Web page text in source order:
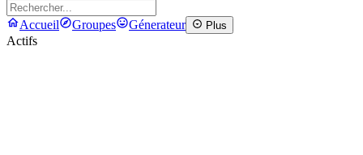
Accueil Groupes Génerateur Plus
Actifs